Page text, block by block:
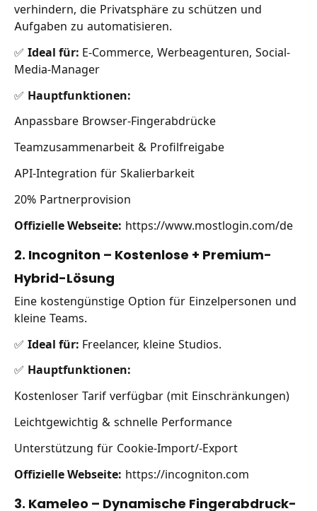
verhindern, die Privatsphäre zu schützen und
Aufgaben zu automatisieren.
✅ Ideal für: E-Commerce, Werbeagenturen, Social-
Media-Manager
✅ Hauptfunktionen:
Anpassbare Browser-Fingerabdrücke
Teamzusammenarbeit & Profilfreigabe
API-Integration für Skalierbarkeit
20% Partnerprovision
Offizielle Webseite: https://www.mostlogin.com/de
2. Incogniton – Kostenlose + Premium-
Hybrid-Lösung
Eine kostengünstige Option für Einzelpersonen und
kleine Teams.
✅ Ideal für: Freelancer, kleine Studios.
✅ Hauptfunktionen:
Kostenloser Tarif verfügbar (mit Einschränkungen)
Leichtgewichtig & schnelle Performance
Unterstützung für Cookie-Import/-Export
Offizielle Webseite: https://incogniton.com
3. Kameleo – Dynamische Fingerabdruck-